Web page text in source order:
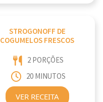
STROGONOFF DE
COGUMELOS FRESCOS
2 PORÇÕES
20 MINUTOS
VER RECEITA